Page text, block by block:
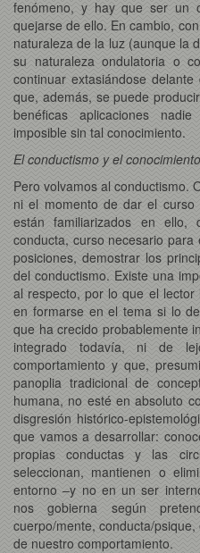
fenómeno, y hay que ser un
quejarse de ello. En cambio,
naturaleza de la luz (aunque la
su naturaleza ondulatoria o
continuar extasiándose
que, además, se puede
benéficas aplicaciones
imposible sin tal conocimiento.
El conductismo y el
Pero volvamos al conductismo.
ni el momento de dar el
están familiarizados en ello,
conducta, curso necesario
posiciones, demostrar los
del conductismo. Existe una
al respecto, por lo que el
en formarse en el tema si lo
que ha crecido probablemente
integrado todavía, ni de
comportamiento y que,
panoplia tradicional de
humana, no esté en absoluto
disgresión histórico-
que vamos a desarrollar:
propias conductas y las
seleccionan, mantienen o
entorno –y no en un ser
nos gobierna según
cuerpo/mente, conducta/
de nuestro comportamiento.